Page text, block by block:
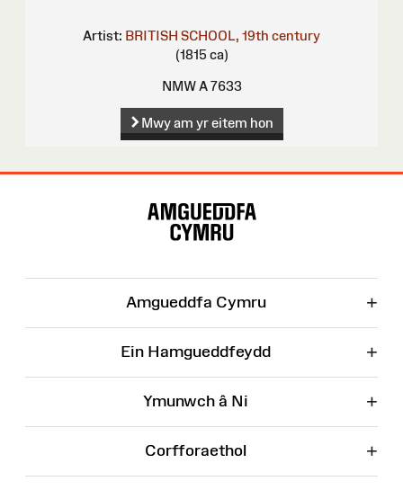
Artist: BRITISH SCHOOL, 19th century
(1815 ca)
NMW A 7633
Mwy am yr eitem hon
Amgueddfa Cymru +
Ein Hamgueddfeydd +
Ymunwch â Ni +
Corfforaethol +